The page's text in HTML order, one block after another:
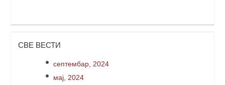
СВЕ ВЕСТИ
септембар, 2024
мај, 2024